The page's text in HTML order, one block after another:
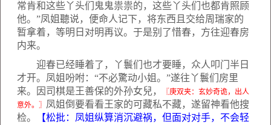
常肯和这些丫头们鬼鬼祟祟的，这些丫头们也都肯照顾
他。”凤姐聽说，便命人记下，将东西且交给周瑞家的
暂拿着，等明日对明再议。于是别了惜春，方往迎春房
内来。
迎春已经睡着了，丫鬟们也才要睡，众人叩门半日
才开。凤姐吩咐：“不必驚动小姐。”遂往丫鬟们房里
来。因司棋是王善保的外孙女兒，
〖庚双夹：玄妙奇诡，出人
意外。〗 凤姐倒要看看王家的可藏私不藏，遂留神看他搜
检。
【松批：凤姐纵算消沉避祸，但面对对手，不会轻